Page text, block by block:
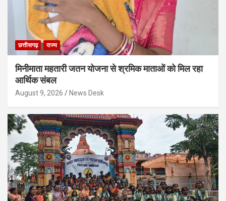
छत्तीसगढ़ राज्य
मिनीमाता महतारी जतन योजना से श्रमिक माताओं को मिल रहा
आर्थिक संबल
August 9, 2026 News Desk